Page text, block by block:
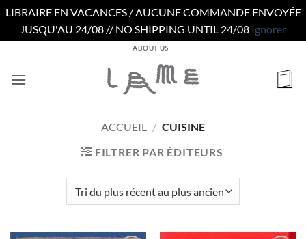
LIBRAIRE EN VACANCES / AUCUNE COMMANDE ENVOYÉE
JUSQU'AU 24/08 // NO SHIPPING UNTIL 24/08 Ignorer
contenu
ABOUT US
ACCUEIL / CUISINE
FILTRER PAR ÉDITEURS